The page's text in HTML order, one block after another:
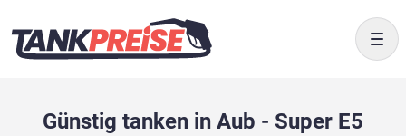
Günstig tanken in Aub - Super E5